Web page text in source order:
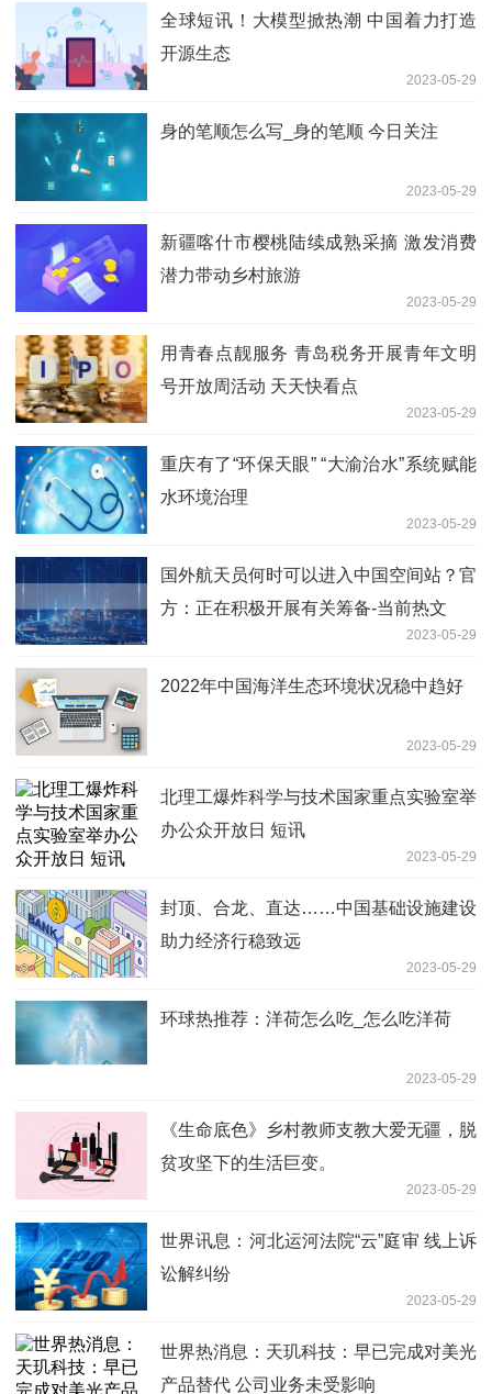
全球短讯！大模型掀热潮 中国着力打造
开源生态
2023-05-29
身的笔顺怎么写_身的笔顺 今日关注
2023-05-29
新疆喀什市樱桃陆续成熟采摘 激发消费
潜力带动乡村旅游
2023-05-29
用青春点靓服务 青岛税务开展青年文明
号开放周活动 天天快看点
2023-05-29
重庆有了“环保天眼” “大渝治水”系统赋能
水环境治理
2023-05-29
国外航天员何时可以进入中国空间站？官
方：正在积极开展有关筹备-当前热文
2023-05-29
2022年中国海洋生态环境状况稳中趋好
2023-05-29
北理工爆炸科学与技术国家重点实验室举
办公众开放日 短讯
2023-05-29
封顶、合龙、直达……中国基础设施建设
助力经济行稳致远
2023-05-29
环球热推荐：洋荷怎么吃_怎么吃洋荷
2023-05-29
《生命底色》乡村教师支教大爱无疆，脱
贫攻坚下的生活巨变。
2023-05-29
世界讯息：河北运河法院“云”庭审 线上诉
讼解纠纷
2023-05-29
世界热消息：天玑科技：早已完成对美光
产品替代 公司业务未受影响